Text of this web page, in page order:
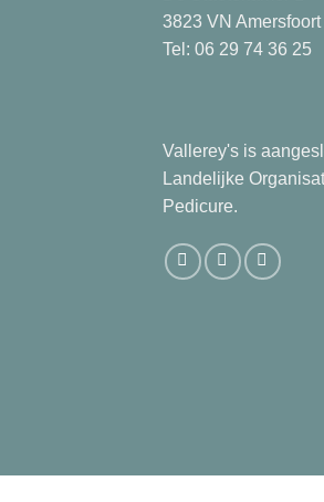
3823 VN Amersfoort
Tel: 06 29 74 36 25
Vallerey's is
Landelijke
Pedicure.